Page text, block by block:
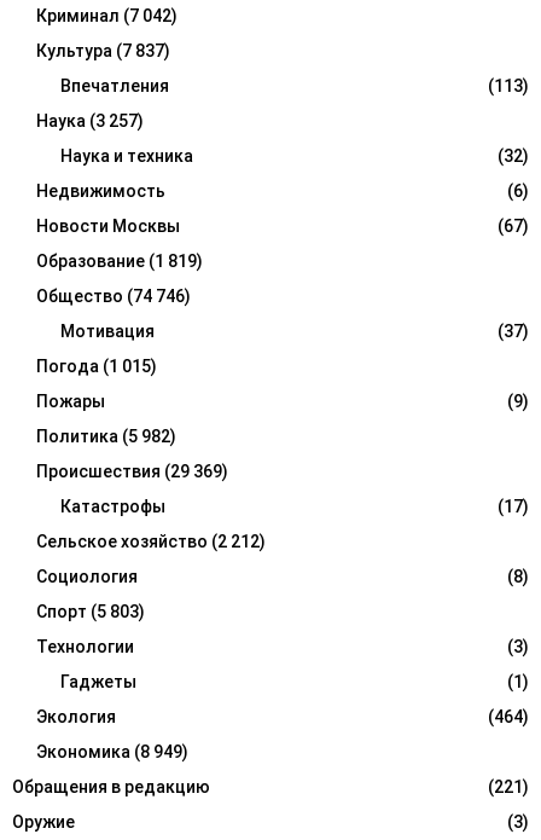
Криминал (7 042)
Культура (7 837)
Впечатления
(113)
Наука (3 257)
Наука и техника
(32)
Недвижимость
(6)
Новости Москвы
(67)
Образование (1 819)
Общество (74 746)
Мотивация
(37)
Погода (1 015)
Пожары
(9)
Политика (5 982)
Происшествия (29 369)
Катастрофы
(17)
Сельское хозяйство (2 212)
Социология
(8)
Спорт (5 803)
Технологии
(3)
Гаджеты
(1)
Экология
(464)
Экономика (8 949)
Обращения в редакцию
(221)
Оружие
(3)